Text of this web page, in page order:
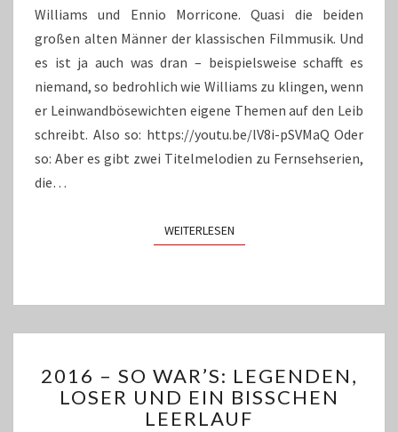
Williams und Ennio Morricone. Quasi die beiden
großen alten Männer der klassischen Filmmusik. Und
es ist ja auch was dran – beispielsweise schafft es
niemand, so bedrohlich wie Williams zu klingen, wenn
er Leinwandbösewichten eigene Themen auf den Leib
schreibt. Also so: https://youtu.be/lV8i-pSVMaQ Oder
so: Aber es gibt zwei Titelmelodien zu Fernsehserien,
die…
WEITERLESENWEITERLESEN
–
SO
WAR’S:
2016 – SO WAR’S: LEGENDEN,
LOSER UND EIN BISSCHEN
LEERLAUF